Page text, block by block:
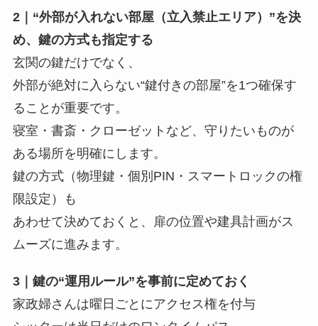
2｜“外部が入れない部屋（立入禁止エリア）”を決
め、鍵の方式も指定する
玄関の鍵だけでなく、
外部が絶対に入らない“鍵付きの部屋”を1つ確保す
ることが重要です。
寝室・書斎・クローゼットなど、守りたいものが
ある場所を明確にします。
鍵の方式（物理鍵・個別PIN・スマートロックの権
限設定）も
あわせて決めておくと、扉の位置や建具計画がス
ムーズに進みます。
3｜鍵の“運用ルール”を事前に定めておく
家政婦さんは曜日ごとにアクセス権を付与